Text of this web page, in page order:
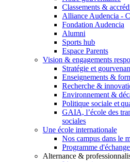
Classements &
Alliance Audencia -
Fondation Audencia
Alumni
Sports hub
Espace Parents
Vision & engagements
Stratégie et
Enseignements &
Recherche &
Environnement &
Politique sociale et
GAIA, l’école des
sociales
Une école internationale
Nos campus dans le
Programme
Alternance &